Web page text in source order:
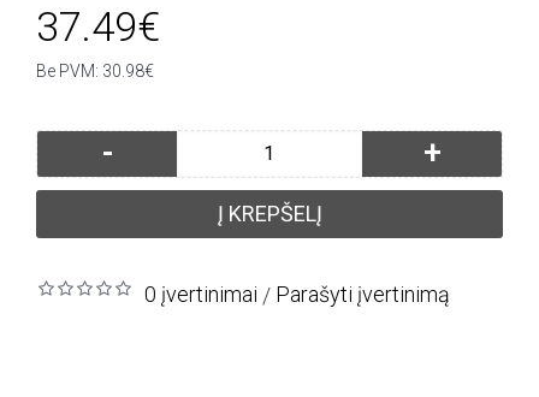
37.49€
Be PVM: 30.98€
- +
Į KREPŠELĮ
0 įvertinimai / Parašyti įvertinimą